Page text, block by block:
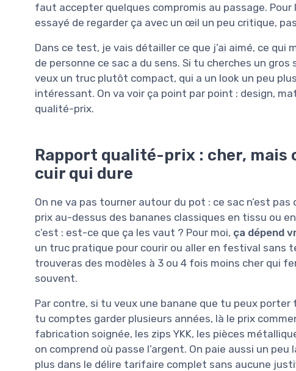
faut accepter quelques compromis au passage. Pour
essayé de regarder ça avec un œil un peu critique,
Dans ce test, je vais détailler ce que j’ai aimé, ce qui
de personne ce sac a du sens. Si tu cherches un
veux un truc plutôt compact, qui a un look un peu
intéressant. On va voir ça point par point : design,
qualité-prix.
Rapport qualité-prix : cher, mais
cuir qui dure
On ne va pas tourner autour du pot : ce sac n’est
prix au-dessus des bananes classiques en tissu ou
c’est : est-ce que ça les vaut ? Pour moi, ça dépend
un truc pratique pour courir ou aller en festival sans
trouveras des modèles à 3 ou 4 fois moins cher qui
souvent.
Par contre, si tu veux une banane que tu peux
tu comptes garder plusieurs années, là le prix
fabrication soignée, les zips YKK, les pièces
on comprend où passe l’argent. On paie aussi un
plus dans le délire tarifaire complet sans aucune